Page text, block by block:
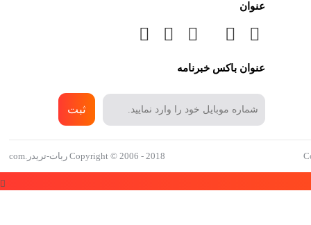
عنوان
عنوان باکس خبرنامه
ثبت
Copyright © 2006 - 2018 ربات-تریدر.com